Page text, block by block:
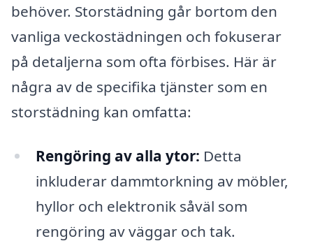
behöver. Storstädning går bortom den
vanliga veckostädningen och fokuserar
på detaljerna som ofta förbises. Här är
några av de specifika tjänster som en
storstädning kan omfatta:
Rengöring av alla ytor: Detta
inkluderar dammtorkning av möbler,
hyllor och elektronik såväl som
rengöring av väggar och tak.